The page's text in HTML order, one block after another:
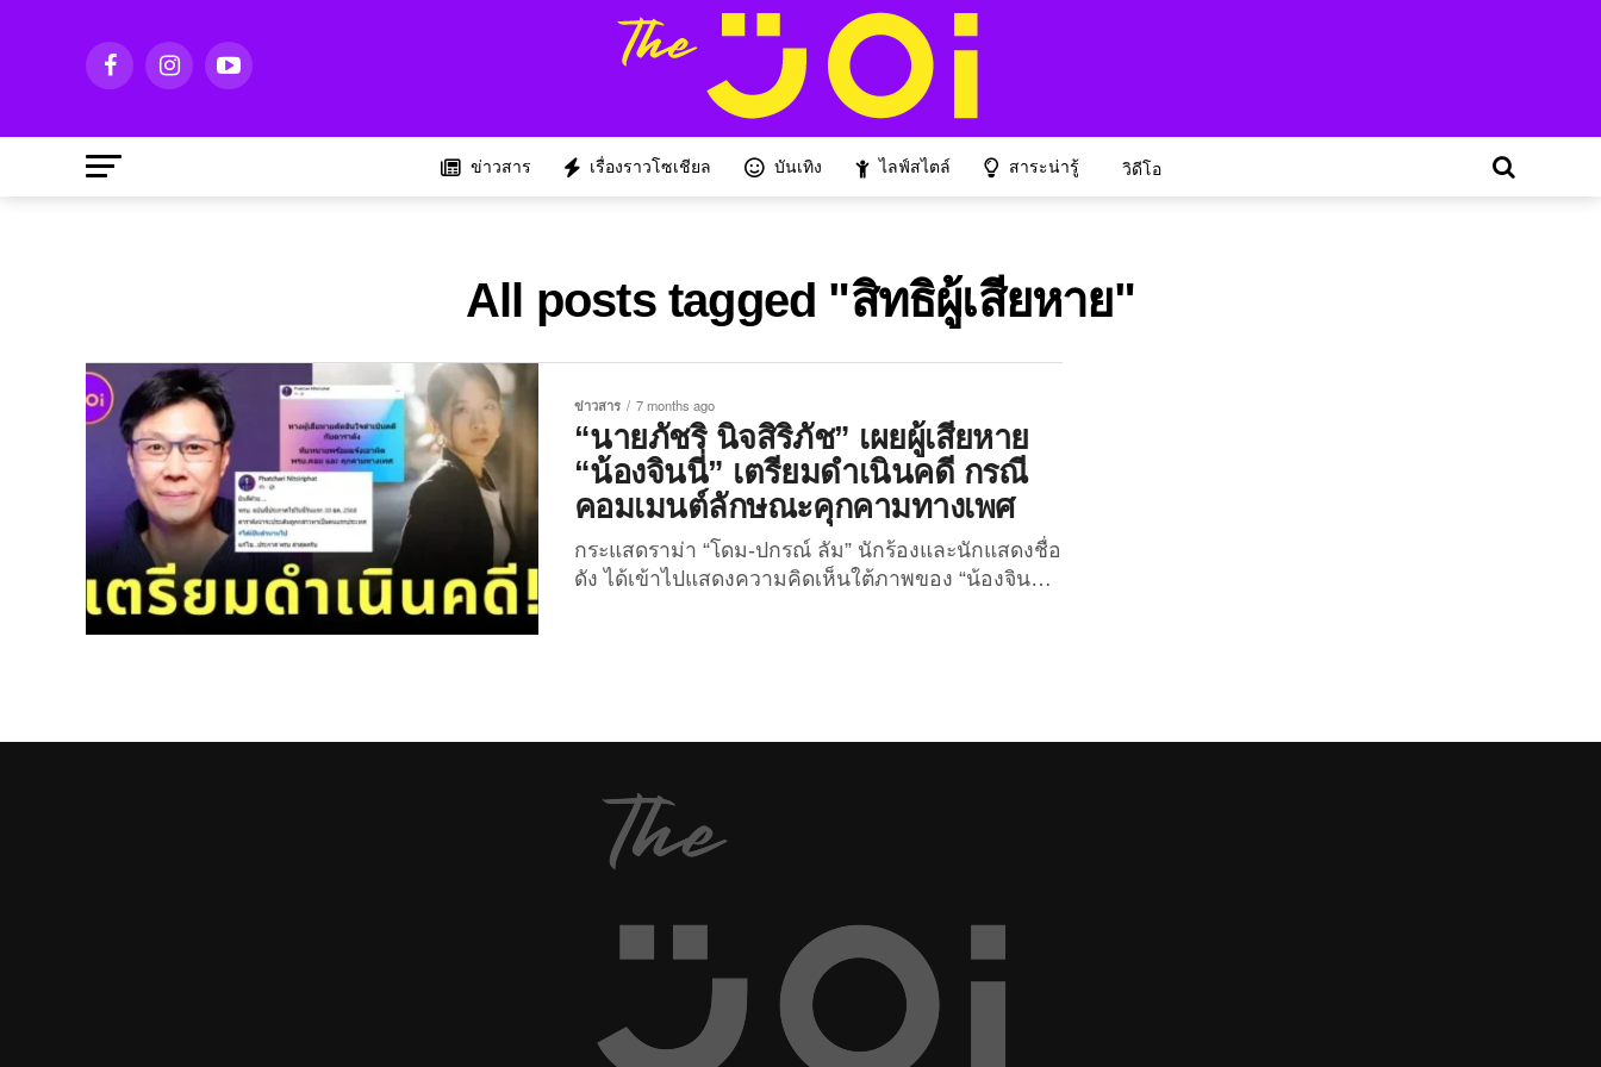
ข่าวสาร เรื่องราวโซเชียล บันเทิง ไลฟ์สไตล์ สาระน่ารู้ วิดีโอ
All posts tagged "สิทธิผู้เสียหาย"
ข่าวสาร 7 months ago
“นายภัชริ นิจสิริภัช” เผยผู้เสียหาย
“น้องจินนี่” เตรียมดำเนินคดี กรณี
คอมเมนต์ลักษณะคุกคามทางเพศ
กระแสดราม่า “โดม-ปกรณ์ ลัม” นักร้องและนักแสดงชื่อ
ดัง ได้เข้าไปแสดงความคิดเห็นใต้ภาพของ “น้องจินนี่
ประธานคณะทำงานติดตามความเสียหายจากการถูก
หลอกลวงออนไลน์ ได้โพสต์ข้อความผ่านเฟซบุ๊กส่วน
ตัว “Phatchari Nitsiriphat”...